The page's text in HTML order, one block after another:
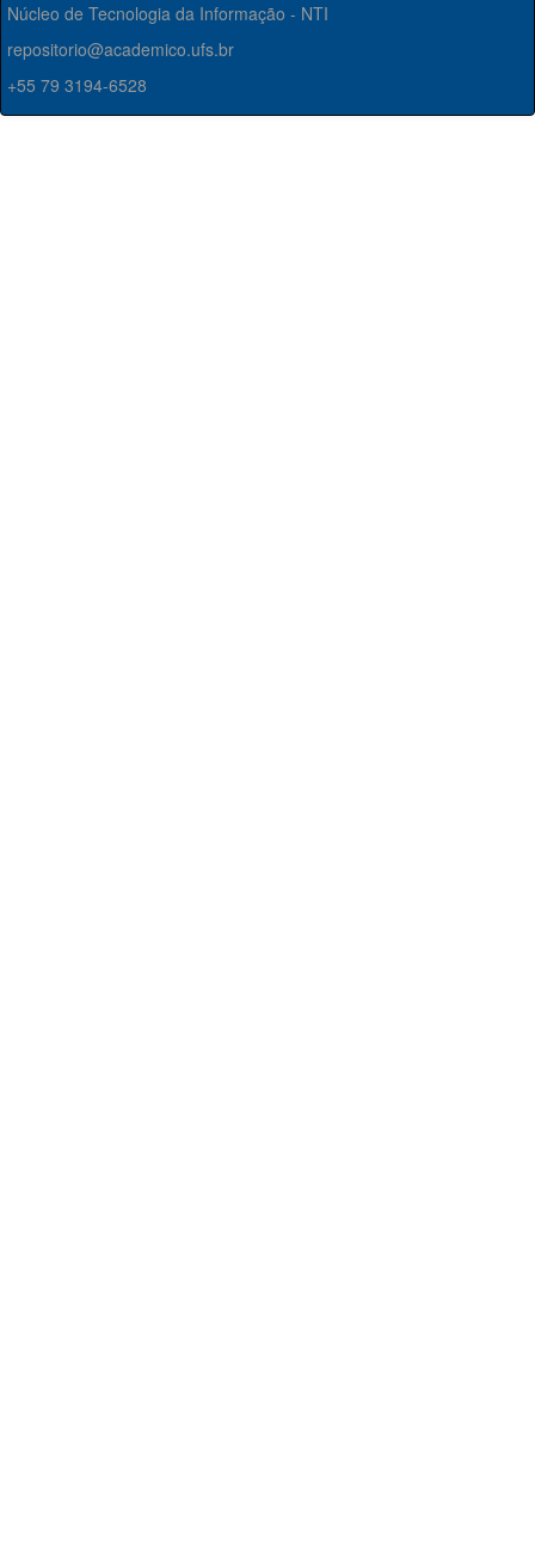
Núcleo de Tecnologia da Informação - NTI
repositorio@academico.ufs.br
+55 79 3194-6528